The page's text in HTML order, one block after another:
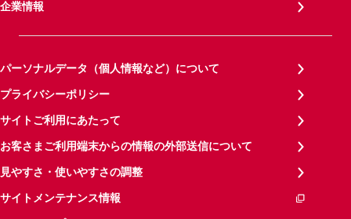
企業情報
パーソナルデータ（個人情報など）について
プライバシーポリシー
サイトご利用にあたって
お客さまご利用端末からの情報の外部送信について
見やすさ・使いやすさの調整
サイトメンテナンス情報